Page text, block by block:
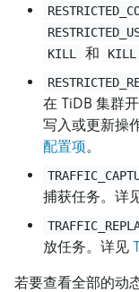
KILL 和
在 TiDB 集群
写入或更新操
配置项。
捕获任务。详
放任务。详见
若要查看全部的动